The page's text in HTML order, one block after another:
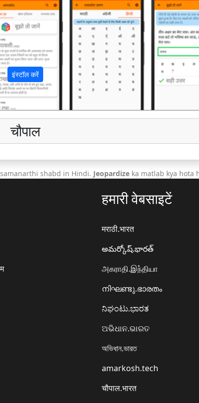
इंस्टॉल करें
चौपाल
shabd in Hindi. Jeopardize ka matlab kya hota
हमारी वेबसाइटें
मराठी.भारत
అమర్కోష్.భారత్
அகராதி.இந்தியா
നിഘണ്ടു.ഭാരതം
ನಿಘಂಟು.ಭಾರತ
ଅଭିଧାନ.ଭାରତ
অভিধান.ভারত
amarkosh.tech
चौपाल.भारत